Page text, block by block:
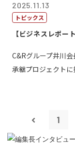
2025.11.13
トピックス
【ビジネスレポート
C&Rグループ井川
承継プロジェクトに
1